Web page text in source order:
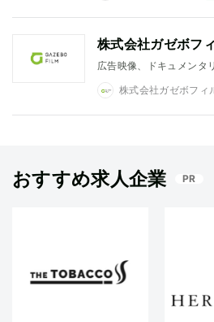
株式会社ガゼボフ
広告映像、ドキュメン
株式会社ガゼボフィ
おすすめ求人企業 PR